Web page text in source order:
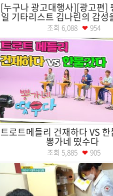
[누구나 광고대행사][광고편]
일 기타리스트 김나린의 감성
조회 6,088 954
트로트메들리 건재하다 VS 한
뽕가네 떴수다
조회 5,885 905